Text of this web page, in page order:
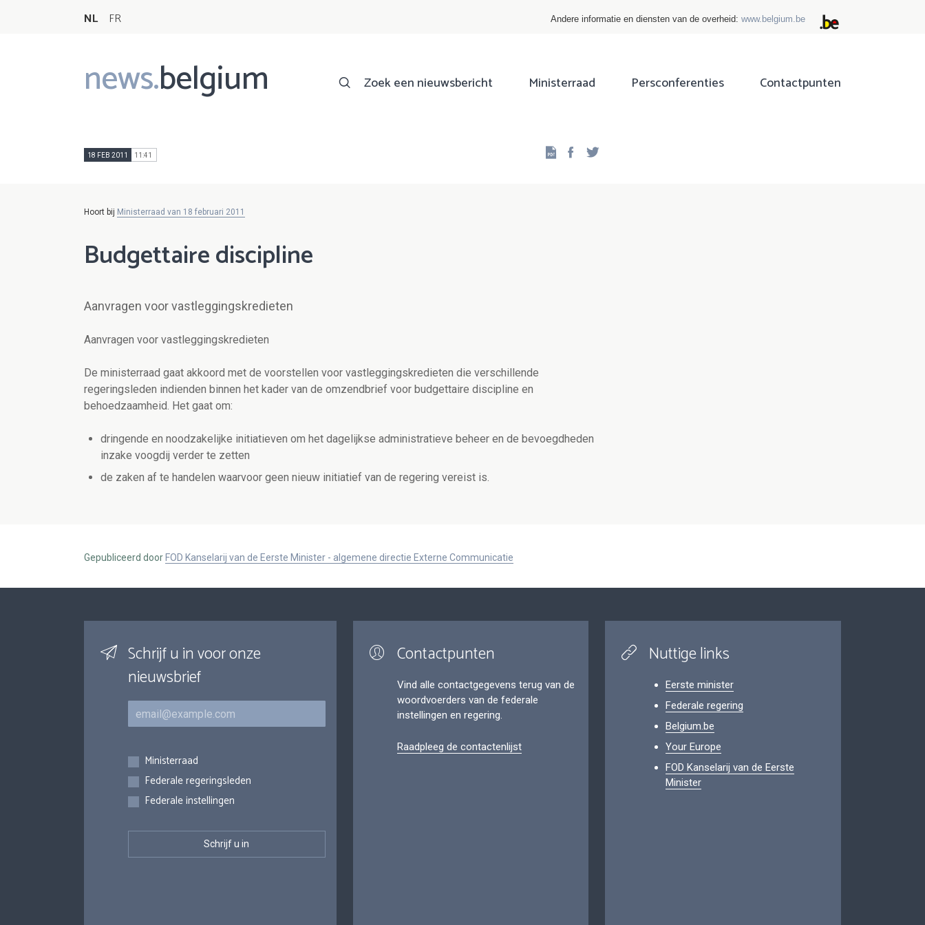
NL FR Andere informatie en diensten van de overheid: www.belgium.be
news.belgium
Main
navigation
Zoek een nieuwsbericht Ministerraad Persconferenties Contactpunten
18 FEB 2011 11:41 Facebook
Hoort bij Ministerraad van 18 februari 2011
Budgettaire discipline
Aanvragen voor vastleggingskredieten
Aanvragen voor vastleggingskredieten
De ministerraad gaat akkoord met de voorstellen voor vastleggingskredieten die verschillende
regeringsleden indienden binnen het kader van de omzendbrief voor budgettaire discipline en
behoedzaamheid. Het gaat om:
dringende en noodzakelijke initiatieven om het dagelijkse administratieve beheer en de bevoegdheden
inzake voogdij verder te zetten
de zaken af te handelen waarvoor geen nieuw initiatief van de regering vereist is.
Gepubliceerd door FOD Kanselarij van de Eerste Minister - algemene directie Externe Communicatie
Schrijf u in voor onze
nieuwsbrief
E-mail
Inschrijvingen
Ministerraad
Federale regeringsleden
Federale instellingen
Contactpunten
Vind alle contactgegevens terug van de
woordvoerders van de federale
instellingen en regering.
Raadpleeg de contactenlijst
Nuttige links
Eerste minister
Federale regering
Belgium.be
Your Europe
FOD Kanselarij van de Eerste
Minister